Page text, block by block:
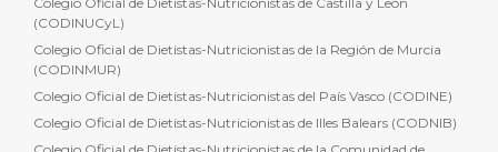
(CODINUCyL)
Colegio Oficial de Dietistas-Nutricionistas de la Región de Murcia
(CODINMUR)
Colegio Oficial de Dietistas-Nutricionistas del País Vasco (CODINE)
Colegio Oficial de Dietistas-Nutricionistas de Illes Balears (CODNIB)